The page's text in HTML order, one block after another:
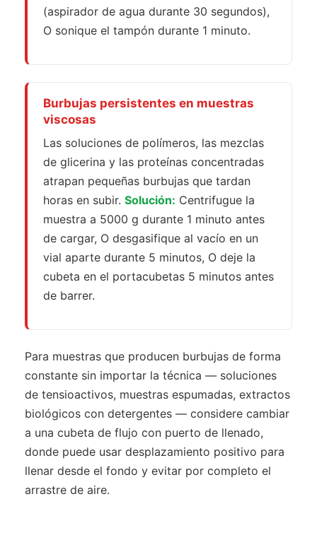
(aspirador de agua durante 30 segundos),
O sonique el tampón durante 1 minuto.
Burbujas persistentes en muestras
viscosas
Las soluciones de polímeros, las mezclas
de glicerina y las proteínas concentradas
atrapan pequeñas burbujas que tardan
horas en subir. Solución: Centrifugue la
muestra a 5000 g durante 1 minuto antes
de cargar, O desgasifique al vacío en un
vial aparte durante 5 minutos, O deje la
cubeta en el portacubetas 5 minutos antes
de barrer.
Para muestras que producen burbujas de forma
constante sin importar la técnica — soluciones
de tensioactivos, muestras espumadas, extractos
biológicos con detergentes — considere cambiar
a una cubeta de flujo con puerto de llenado,
donde puede usar desplazamiento positivo para
llenar desde el fondo y evitar por completo el
arrastre de aire.